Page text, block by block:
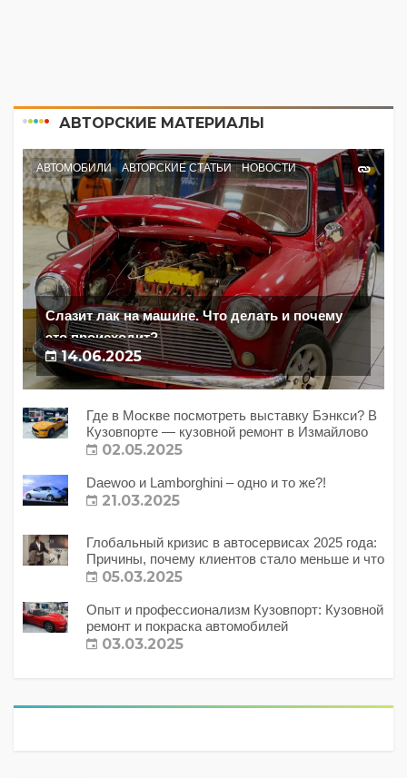
АВТОРСКИЕ МАТЕРИАЛЫ
АВТОМОБИЛИ АВТОРСКИЕ СТАТЬИ НОВОСТИ
Слазит лак на машине. Что делать и почему
это происходит?
14.06.2025
Где в Москве посмотреть выставку Бэнкси? В
Кузовпорте — кузовной ремонт в Измайлово
02.05.2025
Daewoo и Lamborghini – одно и то же?!
21.03.2025
Глобальный кризис в автосервисах 2025 года:
Причины, почему клиентов стало меньше и что
с этим делать?
05.03.2025
Опыт и профессионализм Кузовпорт: Кузовной
ремонт и покраска автомобилей
03.03.2025